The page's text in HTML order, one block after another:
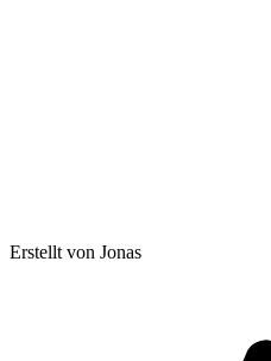
Erstellt von Jonas